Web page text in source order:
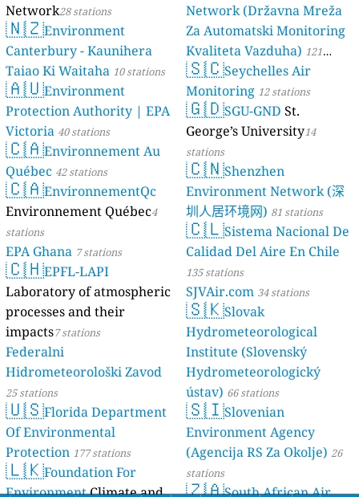
Network28 stations
🇳🇿Environment
Canterbury - Kaunihera
Taiao Ki Waitaha 10 stations
🇦🇺Environment
Protection Authority | EPA
Victoria 40 stations
🇨🇦Environnement Au
Québec 42 stations
🇨🇦EnvironnementQc
Environnement Québec4
stations
EPA Ghana 7 stations
🇨🇭EPFL-LAPI
Laboratory of atmospheric
processes and their
impacts7 stations
Federalni
Hidrometeorološki Zavod
25 stations
🇺🇸Florida Department
Of Environmental
Protection 177 stations
🇱🇰Foundation For
EnvironmentClimate and
Network (Državna Mreža
Za Automatski Monitoring
Kvaliteta Vazduha) 121
stations
🇸🇨Seychelles Air
Monitoring 12 stations
🇬🇩SGU-GND St.
George’s University14
stations
🇨🇳Shenzhen
Environment Network (深
圳人居环境网) 81 stations
🇨🇱Sistema Nacional De
Calidad Del Aire En Chile
135 stations
SJVAir.com 34 stations
🇸🇰Slovak
Hydrometeorological
Institute (Slovenský
Hydrometeorologický
ústav) 66 stations
🇸🇮Slovenian
Environment Agency
(Agencija RS Za Okolje) 26
stations
🇿🇦South African Air